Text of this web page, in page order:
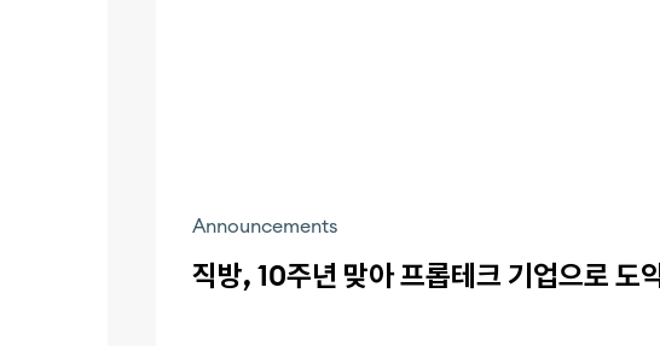
Announcements
직방, 10주년 맞아 프롭테크 기업으로 도